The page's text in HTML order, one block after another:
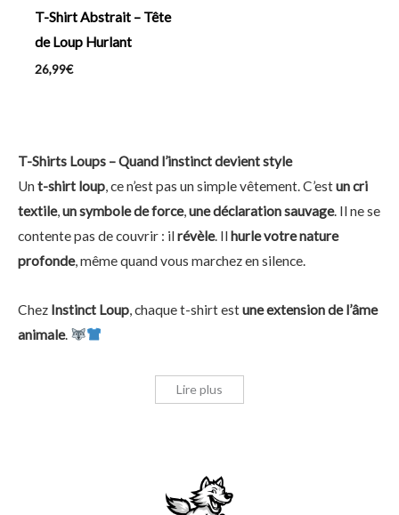
T-Shirt Abstrait – Tête
de Loup Hurlant
26,99€
T-Shirts Loups – Quand l’instinct devient style
Un t-shirt loup, ce n’est pas un simple vêtement. C’estun cri
textile,un symbole de force,une déclaration sauvage. Il ne se
contente pas de couvrir : ilrévèle. Ilhurle votre nature
profonde, même quand vous marchez en silence.
Chez Instinct Loup, chaque t-shirt estune extension de l’âme
animale.
Lire plus